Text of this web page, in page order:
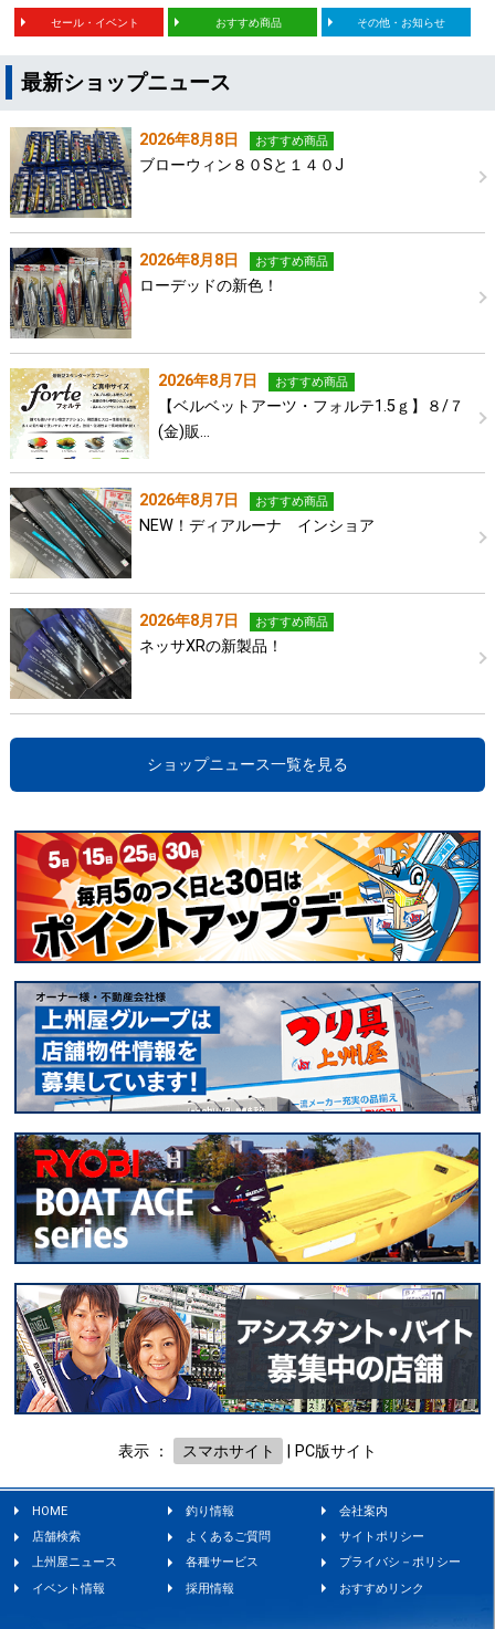
セール・イベント おすすめ商品 その他・お知らせ
最新ショップニュース
2026年8月8日 おすすめ商品
ブローウィン８０Sと１４０J
2026年8月8日 おすすめ商品
ローデッドの新色！
2026年8月7日 おすすめ商品
【ベルベットアーツ・フォルテ1.5ｇ】８/７
(金)販…
2026年8月7日 おすすめ商品
NEW！ディアルーナ インショア
2026年8月7日 おすすめ商品
ネッサXRの新製品！
ショップニュース一覧を見る
表示 ： スマホサイト PC版サイト
HOME 釣り情報
会社案内
店舗検索
よくあるご質問
サイトポリシー
上州屋ニュース
各種サービス
プライバシ－ポリシー
イベント情報
採用情報 おすすめリンク